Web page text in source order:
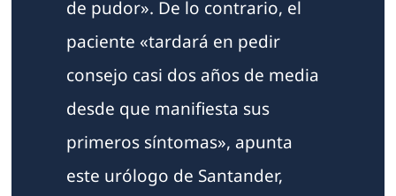
de pudor». De lo contrario, el
paciente «tardará en pedir
consejo casi dos años de media
desde que manifiesta sus
primeros síntomas», apunta
este urólogo de Santander,